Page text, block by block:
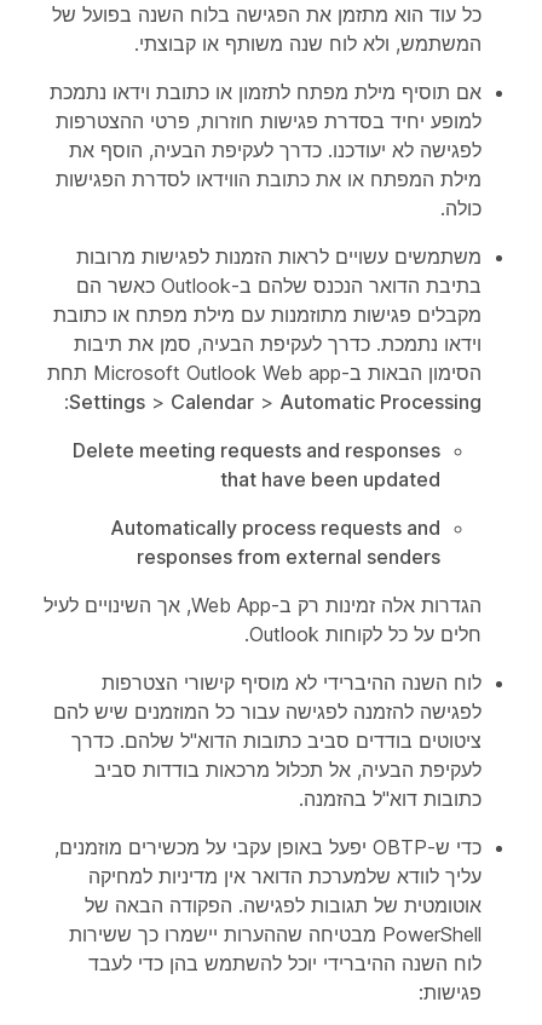
כל עוד הוא מתזמן את הפגישה בלוח השנה בפועל של
המשתמש, ולא לוח שנה משותף או קבוצתי.
אם תוסיף מילת מפתח לתזמון או כתובת וידאו נתמכת
למופע יחיד בסדרת פגישות חוזרות, פרטי ההצטרפות
לפגישה לא יעודכנו. כדרך לעקיפת הבעיה, הוסף את
מילת המפתח או את כתובת הווידאו לסדרת הפגישות
כולה.
משתמשים עשויים לראות הזמנות לפגישות מרובות
בתיבת הדואר הנכנס שלהם ב-Outlook כאשר הם
מקבלים פגישות מתוזמנות עם מילת מפתח או כתובת
וידאו נתמכת. כדרך לעקיפת הבעיה, סמן את תיבות
הסימון הבאות ב-Microsoft Outlook Web app תחת
Settings > Calendar > Automatic Processing
:
Delete meeting requests and responses
that have been updated
Automatically process requests and
responses from external senders
הגדרות אלה זמינות רק ב-Web App, אך השינויים לעיל
חלים על כל לקוחות Outlook.
לוח השנה ההיברידי לא מוסיף קישורי הצטרפות
לפגישה להזמנה לפגישה עבור כל המוזמנים שיש להם
ציטוטים בודדים סביב כתובות הדוא"ל שלהם. כדרך
לעקיפת הבעיה, אל תכלול מרכאות בודדות סביב
כתובות דוא"ל בהזמנה.
כדי ש-OBTP יפעל באופן עקבי על מכשירים מוזמנים,
עליך לוודא שלמערכת הדואר אין מדיניות למחיקה
אוטומטית של תגובות לפגישה. הפקודה הבאה של
PowerShell מבטיחה שההערות יישמרו כך ששירות
לוח השנה ההיברידי יוכל להשתמש בהן כדי לעבד
פגישות: